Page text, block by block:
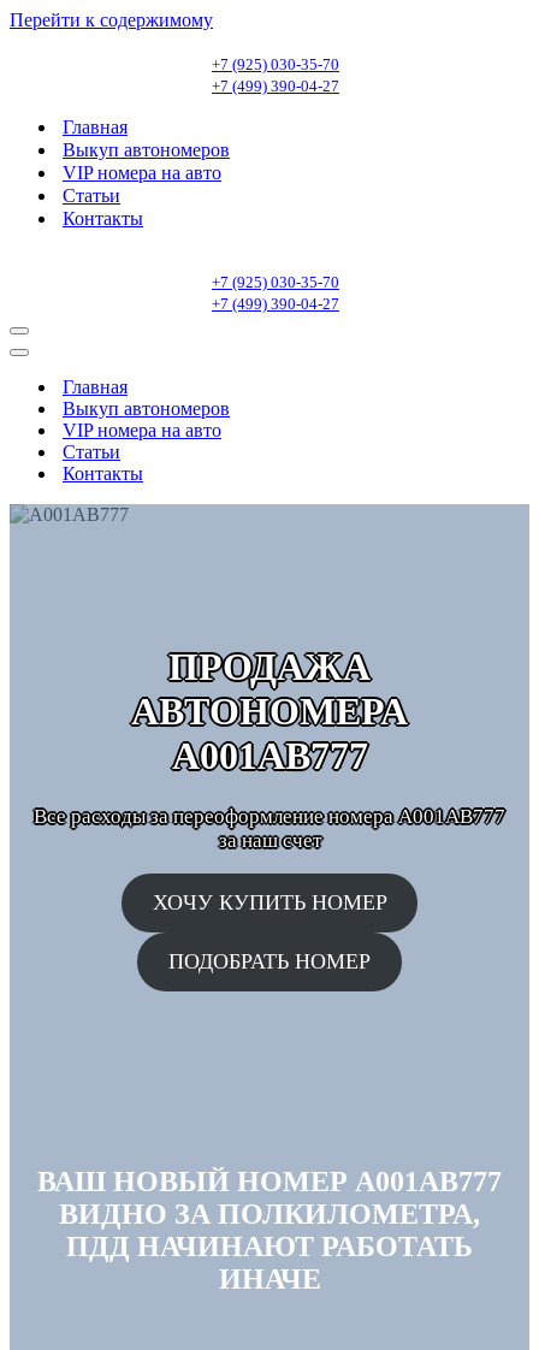
Перейти к содержимому
+7 (925) 030-35-70
+7 (499) 390-04-27
Главная
Выкуп автономеров
VIP номера на авто
Статьи
Контакты
+7 (925) 030-35-70
+7 (499) 390-04-27
Меню
навигации
Меню
навигацииГлавная
Выкуп автономеров
VIP номера на авто
Статьи
Контакты
ПРОДАЖА
АВТОНОМЕРА
А001АВ777
Все расходы за переоформление номера А001АВ777
за наш счет
ХОЧУ КУПИТЬ НОМЕР
ПОДОБРАТЬ НОМЕР
ВАШ НОВЫЙ НОМЕР А001АВ777
ВИДНО ЗА ПОЛКИЛОМЕТРА,
ПДД НАЧИНАЮТ РАБОТАТЬ
ИНАЧЕ